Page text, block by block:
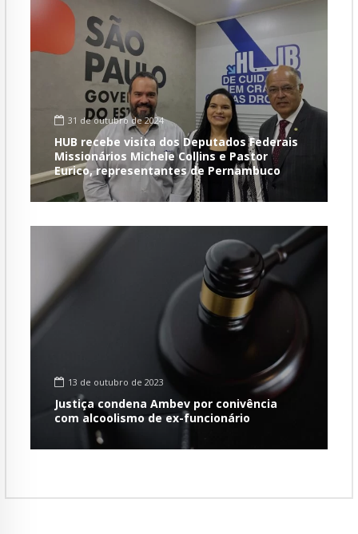
31 de outubro de 2024
HUB recebe visita dos Deputados Federais
Missionários Michele Collins e Pastor
Eurico, representantes de Pernambuco
13 de outubro de 2023
Justiça condena Ambev por conivência
com alcoolismo de ex-funcionário